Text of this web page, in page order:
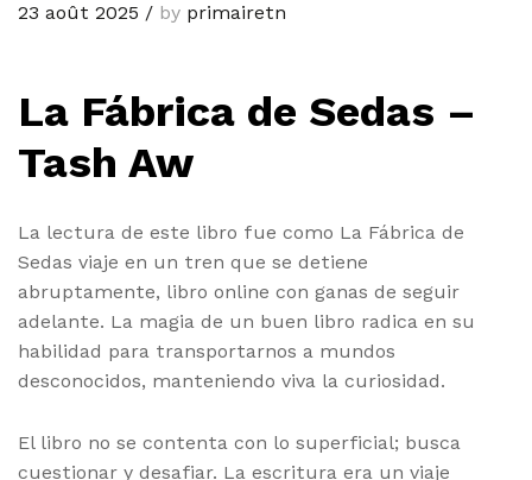
23 août 2025 / by primairetn
La Fábrica de Sedas –
Tash Aw
La lectura de este libro fue como La Fábrica de
Sedas viaje en un tren que se detiene
abruptamente, libro online​ con ganas de seguir
adelante. La magia de un buen libro radica en su
habilidad para transportarnos a mundos
desconocidos, manteniendo viva la curiosidad.
El libro no se contenta con lo superficial; busca
cuestionar y desafiar. La escritura era un viaje